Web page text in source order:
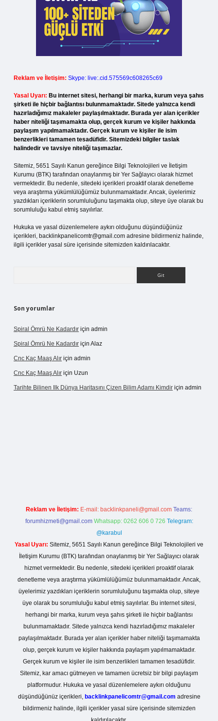
Reklam ve İletişim: Skype: live:.cid.575569c608265c69
Yasal Uyarı: Bu internet sitesi, herhangi bir marka, kurum veya şahıs
şirketi ile hiçbir bağlantısı bulunmamaktadır. Sitede yalnızca kendi
hazırladığımız makaleler paylaşılmaktadır. Burada yer alan içerikler
haber niteliği taşımamakta olup, gerçek kurum ve kişiler hakkında
paylaşım yapılmamaktadır. Gerçek kurum ve kişiler ile isim
benzerlikleri tamamen tesadüfidir. Sitemizdeki bilgiler taslak
halindedir ve tavsiye niteliği taşımazlar.
Sitemiz, 5651 Sayılı Kanun gereğince Bilgi Teknolojileri ve İletişim
Kurumu (BTK) tarafından onaylanmış bir Yer Sağlayıcı olarak hizmet
vermektedir. Bu nedenle, sitedeki içerikleri proaktif olarak denetleme
veya araştırma yükümlülüğümüz bulunmamaktadır. Ancak, üyelerimiz
yazdıkları içeriklerin sorumluluğunu taşımakta olup, siteye üye olarak bu
sorumluluğu kabul etmiş sayılırlar.
Hukuka ve yasal düzenlemelere aykırı olduğunu düşündüğünüz
içerikleri, backlinkpanelicomtr@gmail.com adresine bildirmeniz halinde,
ilgili içerikler yasal süre içerisinde sitemizden kaldırılacaktır.
Son yorumlar
Spiral Ömrü Ne Kadardır için admin
Spiral Ömrü Ne Kadardır için Alaz
Cnc Kaç Maaş Alır için admin
Cnc Kaç Maaş Alır için Uzun
Tarihte Bilinen Ilk Dünya Haritasını Çizen Bilim Adamı Kimdir için admin
Reklam ve İletişim: E-mail: backlinkpaneli@gmail.com Teams:
forumhizmeti@gmail.com Whatsapp: 0262 606 0 726 Telegram:
@karabul
Yasal Uyarı: Sitemiz, 5651 Sayılı Kanun gereğince Bilgi Teknolojileri ve
İletişim Kurumu (BTK) tarafından onaylanmış bir Yer Sağlayıcı olarak
hizmet vermektedir. Bu nedenle, sitedeki içerikleri proaktif olarak
denetleme veya araştırma yükümlülüğümüz bulunmamaktadır. Ancak,
üyelerimiz yazdıkları içeriklerin sorumluluğunu taşımakta olup, siteye
üye olarak bu sorumluluğu kabul etmiş sayılırlar. Bu internet sitesi,
herhangi bir marka, kurum veya şahıs şirketi ile hiçbir bağlantısı
bulunmamaktadır. Sitede yalnızca kendi hazırladığımız makaleler
paylaşılmaktadır. Burada yer alan içerikler haber niteliği taşımamakta
olup, gerçek kurum ve kişiler hakkında paylaşım yapılmamaktadır.
Gerçek kurum ve kişiler ile isim benzerlikleri tamamen tesadüfidir.
Sitemiz, kar amacı gütmeyen ve tamamen ücretsiz bir bilgi paylaşım
platformudur. Hukuka ve yasal düzenlemelere aykırı olduğunu
düşündüğünüz içerikleri, backlinkpanelicomtr@gmail.com adresine
bildirmeniz halinde, ilgili içerikler yasal süre içerisinde sitemizden